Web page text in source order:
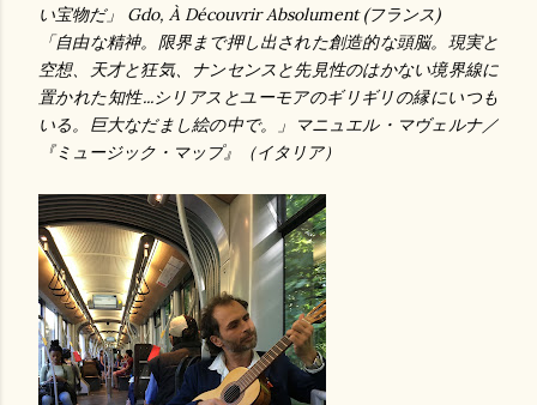
い宝物だ」 Gdo, À Découvrir Absolument (フランス)
「自由な精神。限界まで押し出された創造的な頭脳。現実と
空想、天才と狂気、ナンセンスと先見性のはかない境界線に
置かれた知性...シリアスとユーモアのギリギリの縁にいつも
いる。 巨大なだまし絵の中で。 」 マニュエル・マヴェルナ／
『ミュージック・マップ』（イタリア）